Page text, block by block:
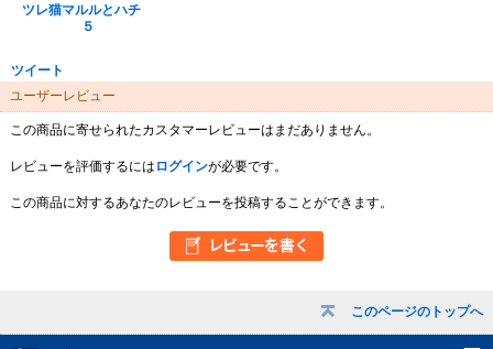
このページのトップへ
ツレ猫マルルとハチ
５
ツイート
ユーザーレビュー
この商品に寄せられたカスタマーレビューはまだありません。
レビューを評価するには ログインが必要です。
この商品に対するあなたのレビューを投稿することができます。